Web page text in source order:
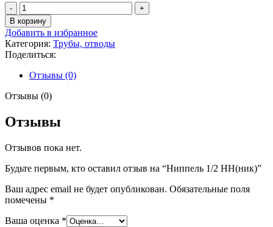
Количество
товара
Ниппель
1/2
НН(ник)
В корзину
Добавить в избранное
Категория: Трубы, отводы
Поделиться:
Отзывы (0)
Отзывы (0)
Отзывы
Отзывов пока нет.
Будьте первым, кто оставил отзыв на “Ниппель 1/2 НН(ник)”
Ваш адрес email не будет опубликован. Обязательные поля
помечены *
Ваша оценка *